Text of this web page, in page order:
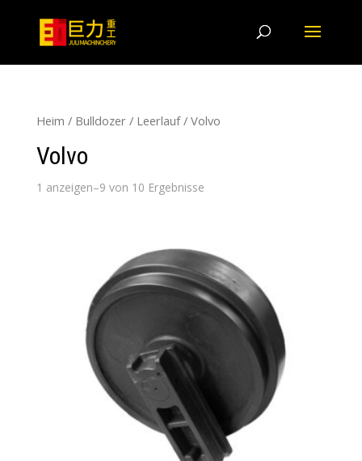
Heim / Bulldozer/ Leerlauf/ Volvo
Volvo
1 anzeigen–9 von 10 Ergebnisse